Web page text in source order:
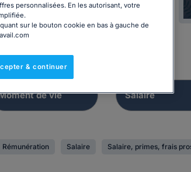
Rémunération Salaire Salaire, primes, frais
personnalisées. En les autorisant, votre
sur le bouton cookie en bas à gauche de
& continuer